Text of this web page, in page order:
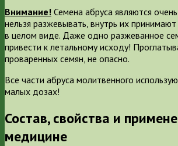
Внимание! Семена абруса являются
нельзя разжевывать, внутрь их принимают
в целом виде. Даже одно разжеванное
привести к летальному исходу!
проваренных семян, не опасно.
Все части абруса молитвенного
малых дозах!
Состав, свойства и
медицине